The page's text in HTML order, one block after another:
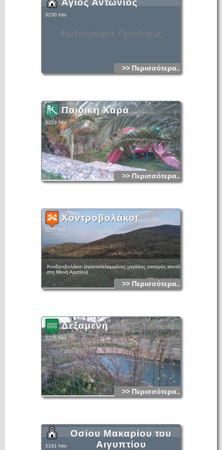
Φωτογραφίες Προσεχώς
Άγιος Αντώνιος
3230 hits
>> Περισσότερα...
Παιδική Χαρά
3219 hits
>> Περισσότερα...
Χοντροβολάκοι
3207 hits
Χονδροβολάκοι (εγκαταλελειμμένος μεγάλος οικισμός κοντά
στη Μονή Αρετίου)
>> Περισσότερα...
Δεξαμενή
3206 hits
>> Περισσότερα...
Οσίου Μακαρίου του
Αιγυπτίου
3181 hits